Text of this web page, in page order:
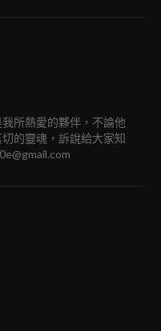
所熱愛的夥伴，不論他
的靈魂，訴說給大家知